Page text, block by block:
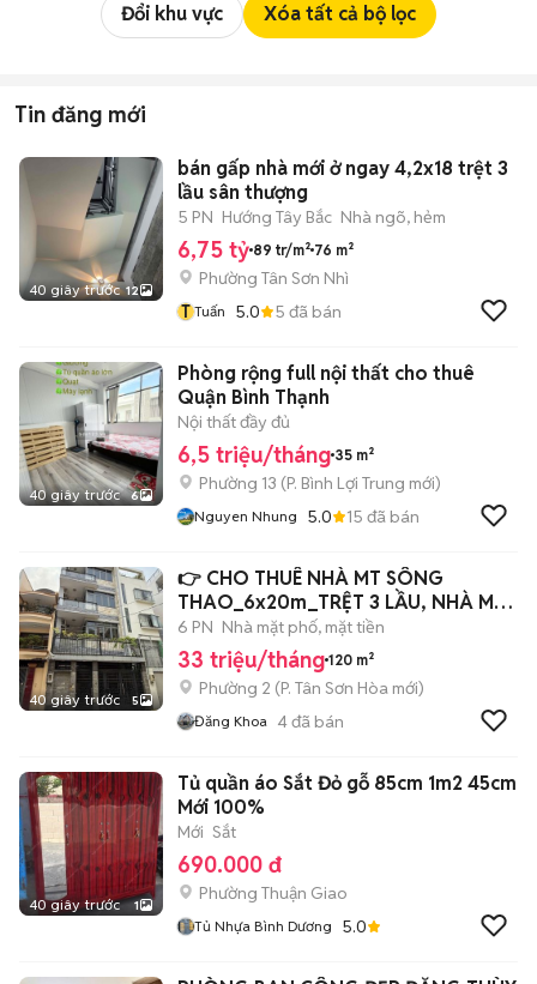
Đổi khu vực Xóa tất cả bộ lọc
Tin đăng mới
40 giây trước 12
bán gấp nhà mới ở ngay 4,2x18 trệt 3
lầu sân thượng
5 PN Hướng Tây Bắc Nhà ngõ, hẻm
6,75 tỷ 89 tr/m² 76 m²
Phường Tân Sơn Nhì
T Tuấn 5.0 5 đã bán
40 giây trước 6
Phòng rộng full nội thất cho thuê
Quận Bình Thạnh
Nội thất đầy đủ
6,5 triệu/tháng 35 m²
Phường 13 (P. Bình Lợi Trung mới)
Nguyen Nhung 5.0 15 đã bán
40 giây trước 5
👉 CHO THUÊ NHÀ MT SÔNG
THAO_6x20m_TRỆT 3 LẦU, NHÀ MỚI
ĐẸP.
6 PN Nhà mặt phố, mặt tiền
33 triệu/tháng 120 m²
Phường 2 (P. Tân Sơn Hòa mới)
Đăng Khoa 4đã bán
40 giây trước 1
Tủ quần áo Sắt Đỏ gỗ 85cm 1m2 45cm
Mới 100%
Mới Sắt
690.000 đ
Phường Thuận Giao
Tủ Nhựa Bình Dương 5.0